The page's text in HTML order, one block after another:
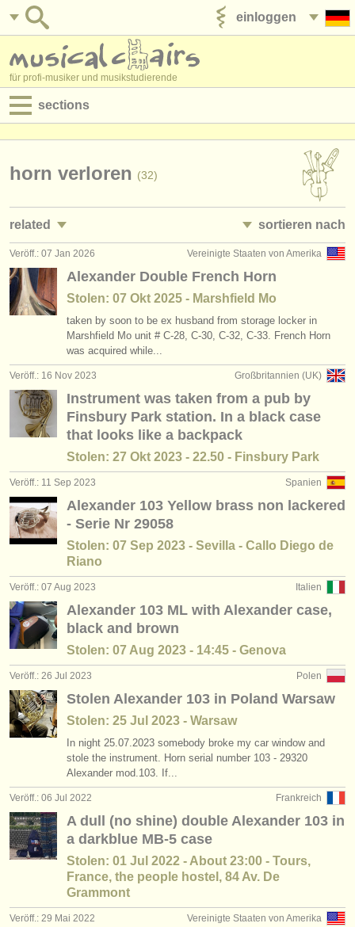
einloggen
für profi-musiker und musikstudierende
sections
jobs - verwaltung
degree courses
kurse
musikwettbewerbe
instrumentenverkauf
gestohlene instrumente
verzeichnisse:
orchester
musikhochschulen
jugendorchester
musicalchairs:
über musicalchairs
kontakt
rss feeds
nachrichten in der klassischen musik
verlage:
anzeige veröffentlichen
find out about ourATS
ATS faq
einloggen
horn verloren (32)
related sortieren nach
jobs - aufführung: horn
kurse/ masterclass horn (8)
degree courses: horn (9)
wettbewerb horn (4)
kleinanzeigen horn (3)
• herausgegeben
Vereinigte Staaten von Amerika
Veröff.: 07 Jan 2026
Alexander Double French Horn
Stolen: 07 Okt 2025 - Marshfield Mo
taken by soon to be ex husband from storage locker in
Marshfield Mo unit # C-28, C-30, C-32, C-33. French Horn
was acquired while...
Großbritannien (UK)
Veröff.: 16 Nov 2023
Instrument was taken from a pub by
Finsbury Park station. In a black case
that looks like a backpack
Stolen: 27 Okt 2023 - 22.50 - Finsbury Park
Spanien
Veröff.: 11 Sep 2023
Alexander 103 Yellow brass non lackered
- Serie Nr 29058
Stolen: 07 Sep 2023 - Sevilla - Callo Diego de
Riano
Italien
Veröff.: 07 Aug 2023
Alexander 103 ML with Alexander case,
black and brown
Stolen: 07 Aug 2023 - 14:45 - Genova
Polen
Veröff.: 26 Jul 2023
Stolen Alexander 103 in Poland Warsaw
Stolen: 25 Jul 2023 - Warsaw
In night 25.07.2023 somebody broke my car window and
stole the instrument. Horn serial number 103 - 29320
Alexander mod.103. If...
Frankreich
Veröff.: 06 Jul 2022
A dull (no shine) double Alexander 103 in
a darkblue MB-5 case
Stolen: 01 Jul 2022 - About 23:00 - Tours,
France, the people hostel, 84 Av. De
Grammont
Vereinigte Staaten von Amerika
Veröff.: 29 Mai 2022